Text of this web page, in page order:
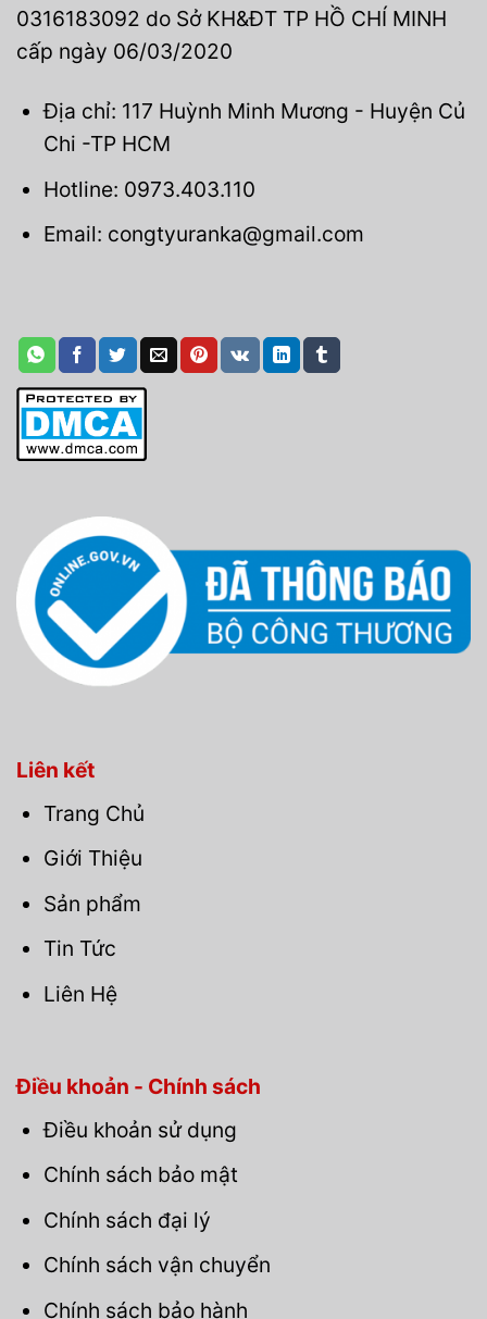
0316183092 do Sở KH&ĐT TP HỒ CHÍ MINH
cấp ngày 06/03/2020
Địa chỉ: 117 Huỳnh Minh Mương - Huyện Củ
Chi -TP HCM
Hotline: 0973.403.110
Email: congtyuranka@gmail.com
Liên kết
Trang Chủ
Giới Thiệu
Sản phẩm
Tin Tức
Liên Hệ
Điều khoản - Chính sách
Điều khoản sử dụng
Chính sách bảo mật
Chính sách đại lý
Chính sách vận chuyển
Chính sách bảo hành